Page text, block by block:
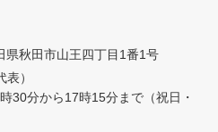
秋田市山王四丁目1番1号
）
30分から17時15分まで （祝日・